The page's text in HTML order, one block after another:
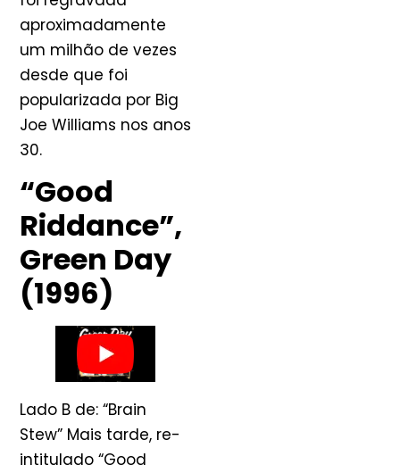
aproximadamente
um milhão de vezes
desde que foi
popularizada por Big
Joe Williams nos anos
30.
“Good
Riddance”,
Green Day
(1996)
Lado B de: “Brain
Stew” Mais tarde, re-
intitulado “Good